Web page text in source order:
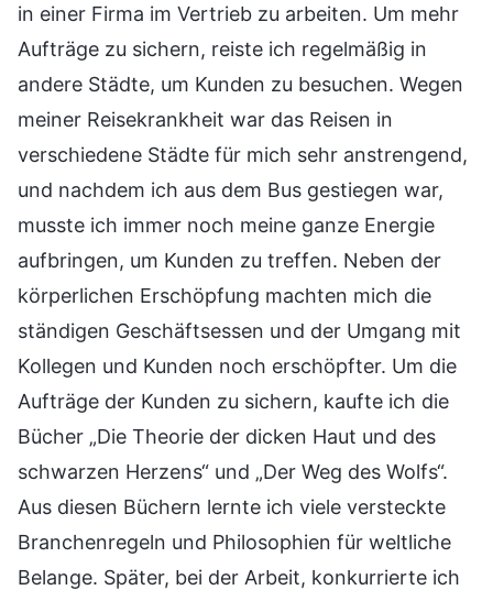
in einer Firma im Vertrieb zu arbeiten. Um mehr
Aufträge zu sichern, reiste ich regelmäßig in
andere Städte, um Kunden zu besuchen. Wegen
meiner Reisekrankheit war das Reisen in
verschiedene Städte für mich sehr anstrengend,
und nachdem ich aus dem Bus gestiegen war,
musste ich immer noch meine ganze Energie
aufbringen, um Kunden zu treffen. Neben der
körperlichen Erschöpfung machten mich die
ständigen Geschäftsessen und der Umgang mit
Kollegen und Kunden noch erschöpfter. Um die
Aufträge der Kunden zu sichern, kaufte ich die
Bücher „Die Theorie der dicken Haut und des
schwarzen Herzens“ und „Der Weg des Wolfs“.
Aus diesen Büchern lernte ich viele versteckte
Branchenregeln und Philosophien für weltliche
Belange. Später, bei der Arbeit, konkurrierte ich